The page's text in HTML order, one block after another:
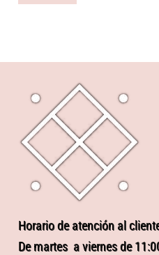
Horario de atención al
De martes a viernes de